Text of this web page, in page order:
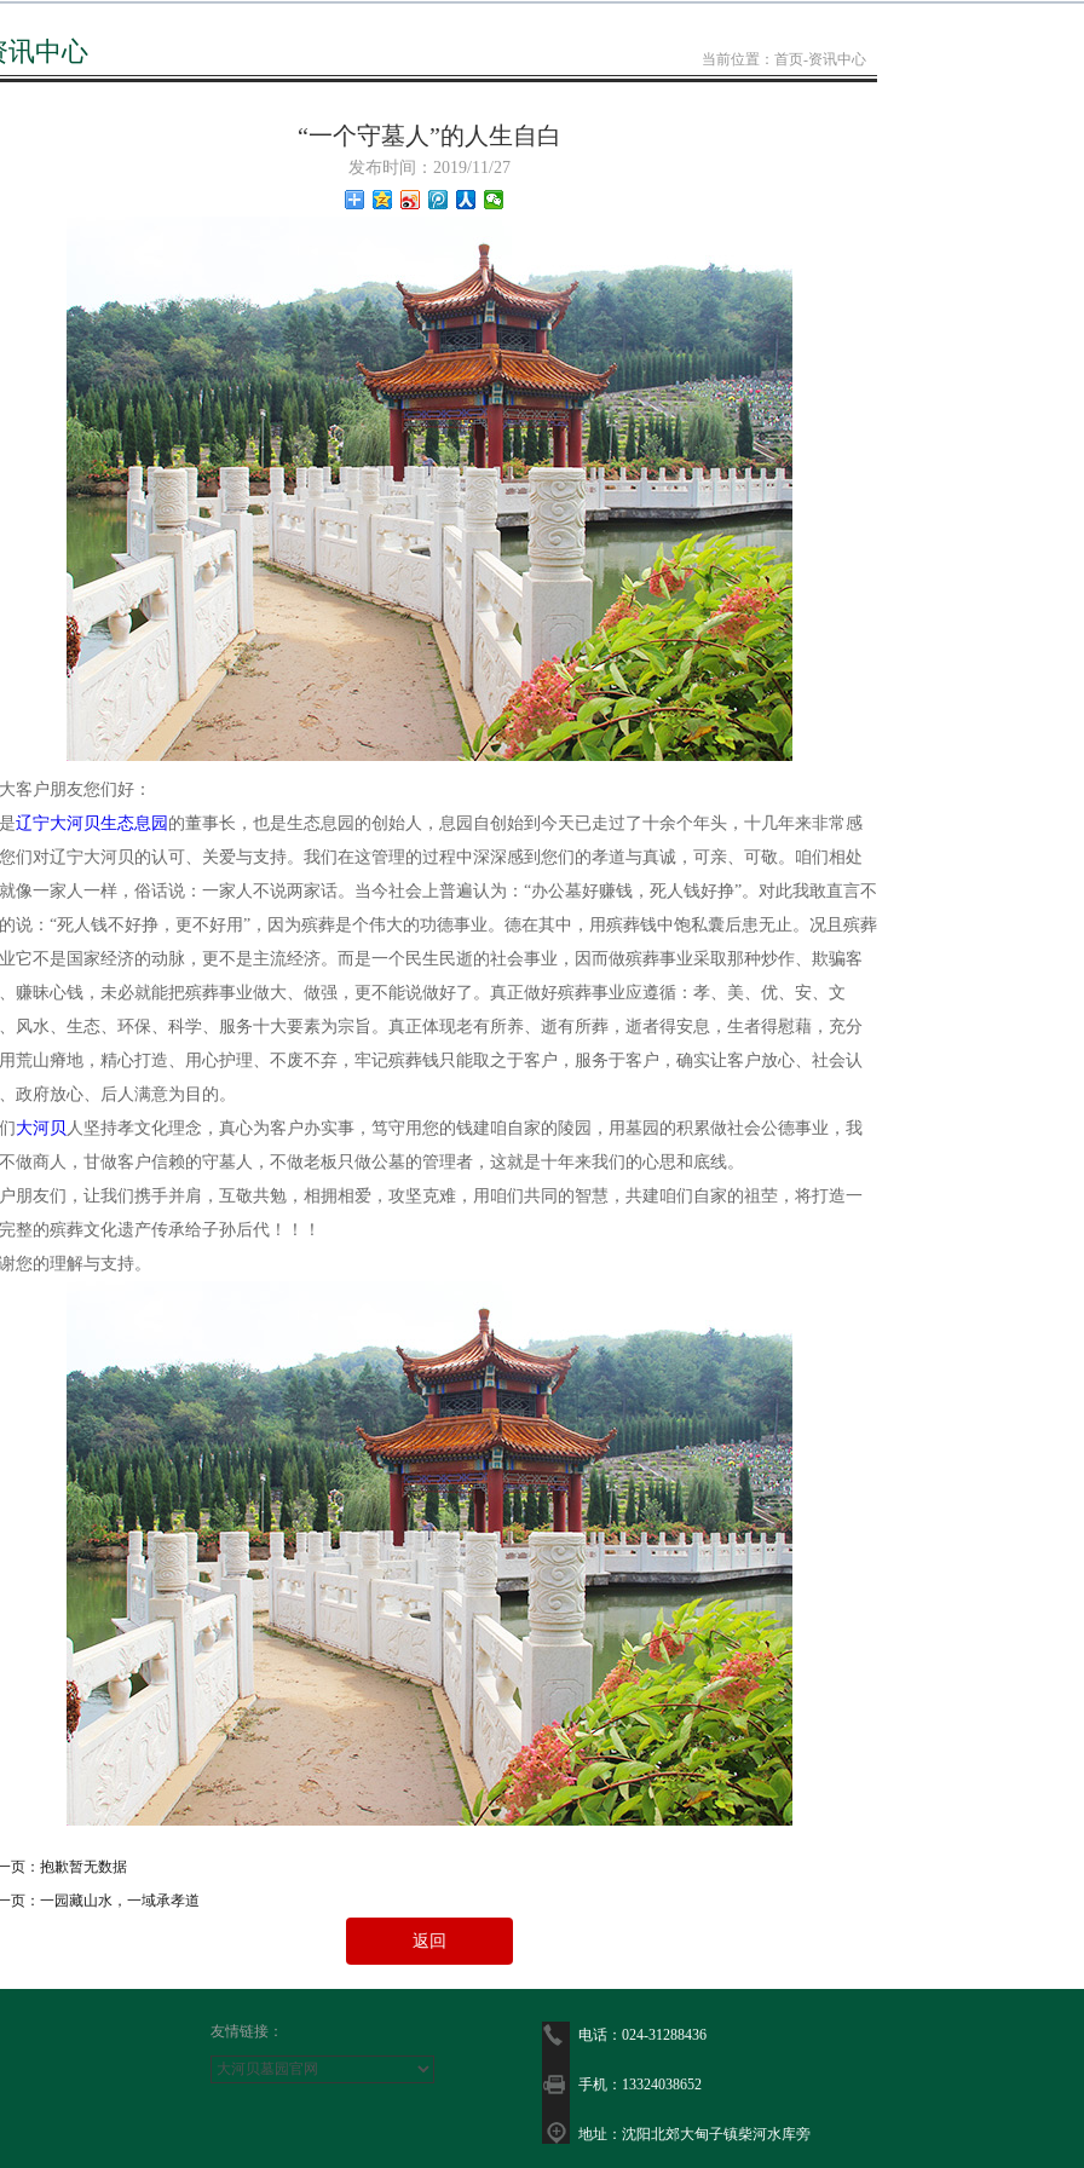
讯中心 当前位置： 首页-资讯中心
“一个守墓人”的人生自白
发布时间：2019/11/27
客户朋友您们好：
辽宁大河贝生态息园 的董事长，也是生态息园的创始人，息园自创始到今天已走过了十余个年头，十几年来非常感
们对辽宁大河贝的认可、关爱与支持。我们在这管理的过程中深深感到您们的孝道与真诚，可亲、可敬。咱们相处
像一家人一样，俗话说：一家人不说两家话。当今社会上普遍认为：“办公墓好赚钱，死人钱好挣”。对此我敢直言不
说：“死人钱不好挣，更不好用”，因为殡葬是个伟大的功德事业。德在其中，用殡葬钱中饱私囊后患无止。况且殡葬
它不是国家经济的动脉，更不是主流经济。而是一个民生民逝的社会事业，因而做殡葬事业采取那种炒作、欺骗客
赚昧心钱，未必就能把殡葬事业做大、做强，更不能说做好了。真正做好殡葬事业应遵循：孝、美、优、安、文
风水、生态、环保、科学、服务十大要素为宗旨。真正体现老有所养、逝有所葬，逝者得安息，生者得慰藉，充分
荒山瘠地，精心打造、用心护理、不废不弃，牢记殡葬钱只能取之于客户，服务于客户，确实让客户放心、社会认
政府放心、后人满意为目的。
大河贝 人坚持孝文化理念，真心为客户办实事，笃守用您的钱建咱自家的陵园，用墓园的积累做社会公德事业，我
做商人，甘做客户信赖的守墓人，不做老板只做公墓的管理者，这就是十年来我们的心思和底线。
朋友们，让我们携手并肩，互敬共勉，相拥相爱，攻坚克难，用咱们共同的智慧，共建咱们自家的祖茔，将打造一
整的殡葬文化遗产传承给子孙后代！！！
您的理解与支持。
页： 抱歉暂无数据
页： 一园藏山水，一域承孝道
返回
友情链接： 电话：024-31288436
手机：13324038652
地址：沈阳北郊大甸子镇柴河水库旁